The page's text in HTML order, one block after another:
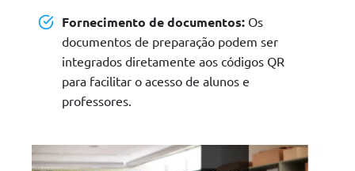
Fornecimento de documentos: Os
documentos de preparação podem ser
integrados diretamente aos códigos QR
para facilitar o acesso de alunos e
professores.